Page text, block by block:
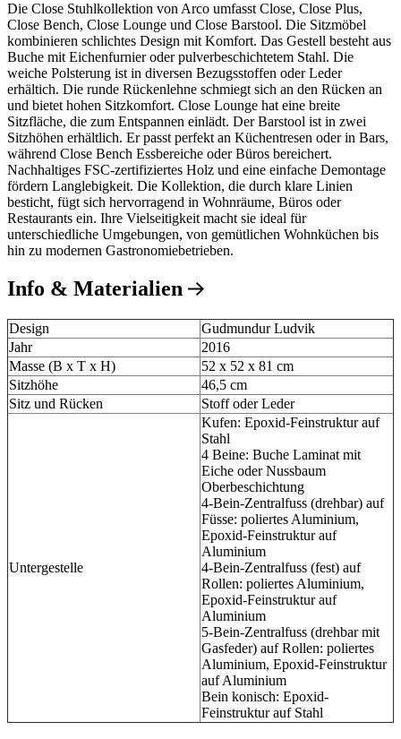
Die Close Stuhlkollektion von Arco umfasst Close, Close Plus,
Close Bench, Close Lounge und Close Barstool. Die Sitzmöbel
kombinieren schlichtes Design mit Komfort. Das Gestell besteht aus
Buche mit Eichenfurnier oder pulverbeschichtetem Stahl. Die
weiche Polsterung ist in diversen Bezugsstoffen oder Leder
erhältich. Die runde Rückenlehne schmiegt sich an den Rücken an
und bietet hohen Sitzkomfort. Close Lounge hat eine breite
Sitzfläche, die zum Entspannen einlädt. Der Barstool ist in zwei
Sitzhöhen erhältlich. Er passt perfekt an Küchentresen oder in Bars,
während Close Bench Essbereiche oder Büros bereichert.
Nachhaltiges FSC-zertifiziertes Holz und eine einfache Demontage
fördern Langlebigkeit. Die Kollektion, die durch klare Linien
besticht, fügt sich hervorragend in Wohnräume, Büros oder
Restaurants ein. Ihre Vielseitigkeit macht sie ideal für
unterschiedliche Umgebungen, von gemütlichen Wohnküchen bis
hin zu modernen Gastronomiebetrieben.
Info & Materialien
Design
Gudmundur Ludvik
Jahr
2016
Masse (B x T x H)
52 x 52 x 81 cm
Sitzhöhe
46,5 cm
Sitz und Rücken
Stoff oder Leder
Untergestelle
Kufen: Epoxid-Feinstruktur auf
Stahl
4 Beine: Buche Laminat mit
Eiche oder Nussbaum
Oberbeschichtung
4-Bein-Zentralfuss (drehbar) auf
Füsse: poliertes Aluminium,
Epoxid-Feinstruktur auf
Aluminium
4-Bein-Zentralfuss (fest) auf
Rollen: poliertes Aluminium,
Epoxid-Feinstruktur auf
Aluminium
5-Bein-Zentralfuss (drehbar mit
Gasfeder) auf Rollen: poliertes
Aluminium, Epoxid-Feinstruktur
auf Aluminium
Bein konisch: Epoxid-
Feinstruktur auf Stahl